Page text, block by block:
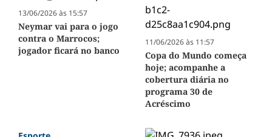
13/06/2026 às 15:57
Neymar vai para o jogo
contra o Marrocos;
jogador ficará no banco
11/06/2026 às 11:57
Copa do Mundo começa
hoje; acompanhe a
cobertura diária no
programa 30 de
Acréscimo